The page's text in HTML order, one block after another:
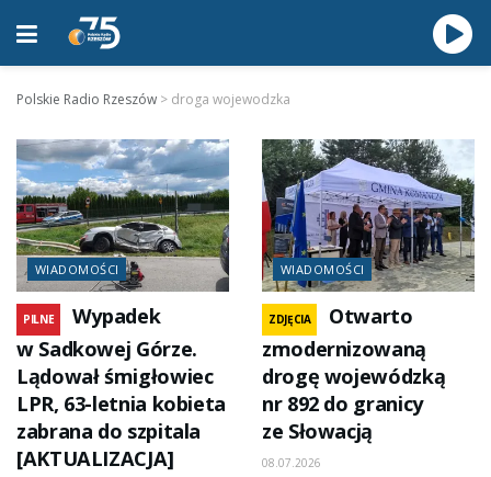
Polskie Radio Rzeszów > droga wojewodzka
WIADOMOŚCI
PILNE
Wypadek
w Sadkowej Górze.
Lądował śmigłowiec
LPR, 63-letnia kobieta
zabrana do szpitala
[AKTUALIZACJA]
WIADOMOŚCI
ZDJĘCIA
Otwarto
zmodernizowaną
drogę wojewódzką
nr 892 do granicy
ze Słowacją
08.07.2026